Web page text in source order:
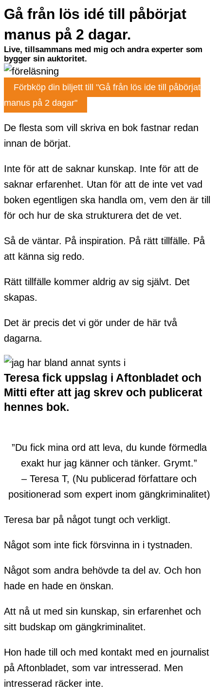
Gå från lös idé till påbörjat
manus på 2 dagar.
Live, tillsammans med mig och andra experter som
bygger sin auktoritet.
Förbköp din biljett till "Gå från lös ide till påbörjat
manus på 2 dagar"
De flesta som vill skriva en bok fastnar redan
innan de börjat.
Inte för att de saknar kunskap. Inte för att de
saknar erfarenhet. Utan för att de inte vet vad
boken egentligen ska handla om, vem den är till
för och hur de ska strukturera det de vet.
Så de väntar. På inspiration. På rätt tillfälle. På
att känna sig redo.
Rätt tillfälle kommer aldrig av sig självt. Det
skapas.
Det är precis det vi gör under de här två
dagarna.
Teresa fick uppslag i Aftonbladet och
Mitti efter att jag skrev och publicerat
hennes bok.
”Du fick mina ord att leva, du kunde förmedla
exakt hur jag känner och tänker. Grymt.”
– Teresa T, (Nu publicerad författare och
positionerad som expert inom gängkriminalitet)
Teresa bar på något tungt och verkligt.
Något som inte fick försvinna in i tystnaden.
Något som andra behövde ta del av. Och hon
hade en hade en önskan.
Att nå ut med sin kunskap, sin erfarenhet och
sitt budskap om gängkriminalitet.
Hon hade till och med kontakt med en journalist
på Aftonbladet, som var intresserad. Men
intresserad räcker inte.